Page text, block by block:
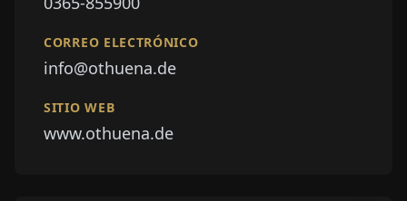
CORREO ELECTRÓNICO
info@othuena.de
SITIO WEB
www.othuena.de